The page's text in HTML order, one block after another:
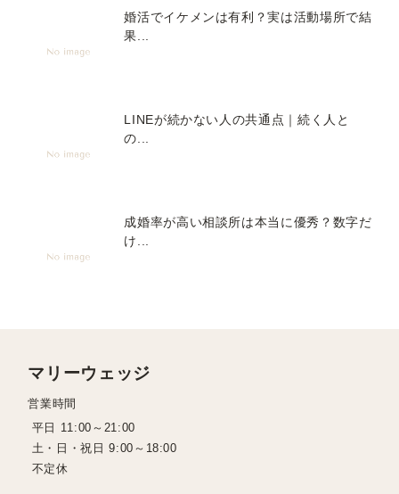
婚活でイケメンは有利？実は活動場所で結
果...
LINEが続かない人の共通点｜続く人と
の...
成婚率が高い相談所は本当に優秀？数字だ
け...
マリーウェッジ
営業時間
平日 11:00～21:00
土・日・祝日 9:00～18:00
不定休